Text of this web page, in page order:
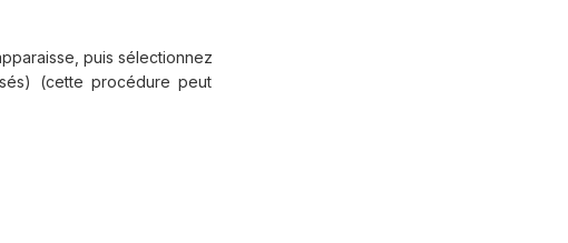
puis sélectionnez
(cette procédure peut